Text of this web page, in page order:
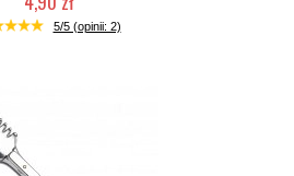
ilość (wysyłka w 24h)
5/5 (opinii: 2)